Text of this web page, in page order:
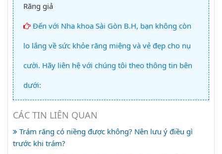
Răng giả
Đến với Nha khoa Sài Gòn B.H, bạn không còn
lo lắng về sức khỏe răng miệng và vẻ đẹp cho nụ
cười. Hãy liên hệ với chúng tôi theo thông tin bên
dưới:
CÁC TIN LIÊN QUAN
Trám răng có niềng được không? Nên lưu ý điều gì
trước khi trám?